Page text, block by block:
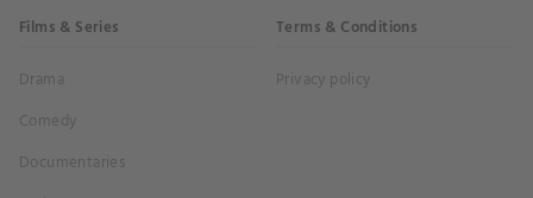
Films & Series
Drama
Comedy
Documentaries
Terms & Conditions
Privacy policy